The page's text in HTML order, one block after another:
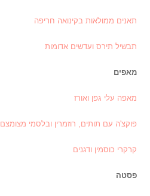
תאנים ממולאות בקינואה חריפה
תבשיל תירס ועדשים אדומות
מאפים
מאפה עלי גפן ואורז
פוקצ'ה עם תותים, רוזמרין ובלסמי מצומצם
קרקרי כוסמין ודגנים
פסטה